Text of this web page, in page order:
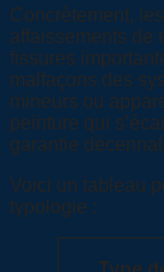
Concrètement,
affaissements de
fissures
malfaçons des
mineurs ou
peinture qui
garantie
Voici un tableau
typologie :